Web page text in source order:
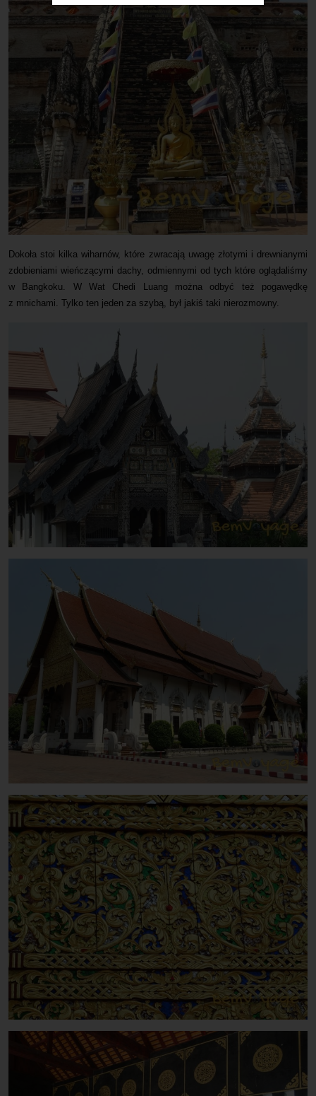
Dokoła stoi kilka wiharnów, które zwracają uwagę złotymi i drewnianymi
zdobieniami wieńczącymi dachy, odmiennymi od tych które oglądaliśmy
w Bangkoku. W Wat Chedi Luang można odbyć też pogawędkę
z mnichami. Tylko ten jeden za szybą, był jakiś taki nierozmowny.